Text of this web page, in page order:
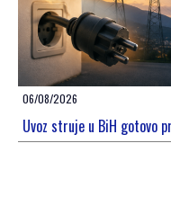
06/08/2026
Uvoz struje u BiH gotovo